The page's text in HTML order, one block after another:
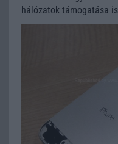
hálózatok támogatása